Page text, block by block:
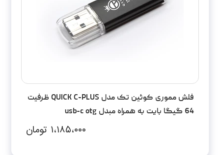
فلش مموری کوئین تک مدل QUICK C-PLUS ظرفیت
64 گیگا بایت به همراه مبدل usb-c otg
۱،۱۸۵،۰۰۰ تومان